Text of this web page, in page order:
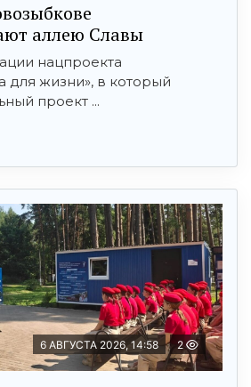
аллею Славы
нацпроекта
для жизни», в который
проект ...
6 АВГУСТА 2026, 14:58 2